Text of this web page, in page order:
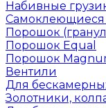
Набивные
Самоклеющиеся
Порошок
Порошок Equal
Порошок
Вентили
Для
Золотники,